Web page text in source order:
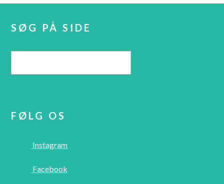
SØG PÅ SIDE
FØLG OS
Instagram
Facebook